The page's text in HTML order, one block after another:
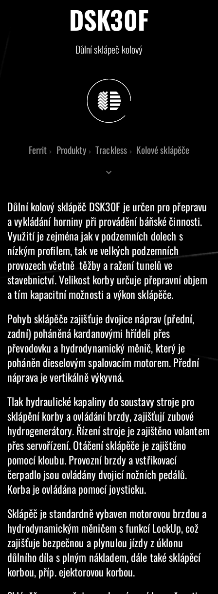
DSK30F
Důlní sklápeč kolový
Ferrit Produkty Trackless Kolové sklápěče
Důlní kolový sklápěč DSK30F je určen pro přepravu
a vykládání horniny při provádění báňské činnosti.
Využití je zejména jak v podzemních dolech s
nízkým profilem, tak ve velkých podzemních
provozech včetně těžby a ražení tunelů ve
stavebnictví. Velikost korby určuje přepravní objem
a tím kapacitní možnosti a výkon sklápěče.
Pohyb sklápěče zajišťuje dvojice náprav (přední,
zadní) poháněná kardanovými hřídeli přes
převodovku a hydrodynamický měnič, který je
poháněn dieselovým spalovacím motorem. Přední
náprava je vertikálně výkyvná.
Tlak hydraulické kapaliny do soustavy stroje pro
sklápění korby a ovládání brzdy, zajišťují zubové
hydrogenerátory. Řízení stroje je zajištěno volantem
přes servořízení. Otáčení sklápěče je zajištěno
pomocí kloubu. Provozní brzdy a vstřikovací
čerpadlo jsou ovládány dvojicí nožních pedálů.
Korba je ovládána pomocí joysticku.
Sklápěč je standardně vybaven motorovou brzdou a
hydrodynamickým měničem s funkcí LockUp, což
zajišťuje bezpečnou a plynulou jízdy z úklonu
důlního díla s plným nákladem, dále také sklápěcí
korbou, příp. ejektorovou korbou.